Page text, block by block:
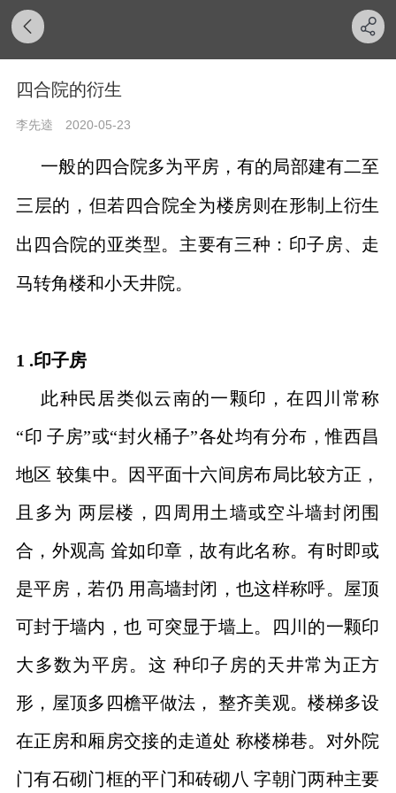
四合院的衍生
李先逵 2020-05-23
一般的四合院多为平房，有的局部建有二至
三层的，但若四合院全为楼房则在形制上衍生
出 四合院的亚类型。主要有三种：印子房、走
马转角楼和小天井院。
1 .印子房
此种民居类似云南的一颗印，在四川常称
“印子房”或“封火桶子”各处均有分布，惟西昌
地区 较集中。因平面十六间房布局比较方正，
且多为 两层楼，四周用土墙或空斗墙封闭围
合，外观高 耸如印章，故有此名称。有时即或
是平房，若仍 用高墙封闭，也这样称呼。屋顶
可封于墙内，也 可突显于墙上。四川的一颗印
大多数为平房。这 种印子房的天井常为正方
形，屋顶多四檐平做法， 整齐美观。楼梯多设
在正房和厢房交接的走道处 称楼梯巷。对外院
门有石砌门框的平门和砖砌八 字朝门两种主要